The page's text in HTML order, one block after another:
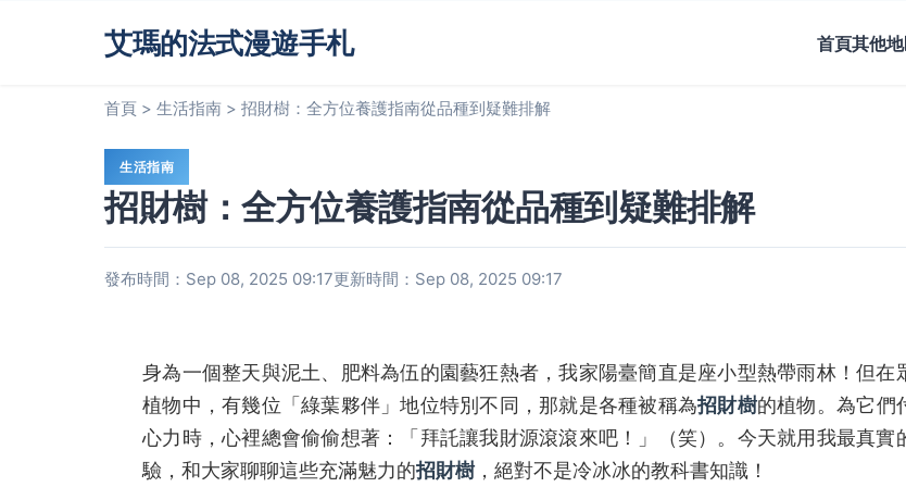
艾瑪的法式漫遊手札 首頁其他
首頁 > 生活指南 > 招財樹：全方位養護指南從品種到疑難排解
生活指南
招財樹：全方位養護指南從品種到疑難排解
發布時間：Sep 08, 2025 09:17更新時間：Sep 08, 2025 09:17
身為一個整天與泥土、肥料為伍的園藝狂熱者，我家陽臺簡直是座小型熱帶雨林！但在
植物中，有幾位「綠葉夥伴」地位特別不同，那就是各種被稱為招財樹的植物。為它們
心力時，心裡總會偷偷想著：「拜託讓我財源滾滾來吧！」（笑）。今天就用我最真實
驗，和大家聊聊這些充滿魅力的招財樹，絕對不是冷冰冰的教科書知識！